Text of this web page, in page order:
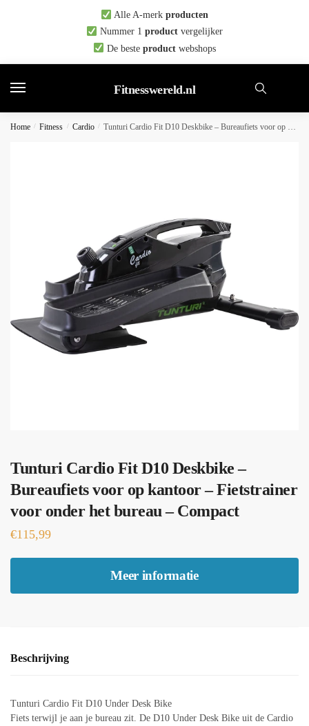
Alle A-merk producten
Nummer 1 productvergelijker
De beste productwebshops
Fitnesswereld.nl
Home / Fitness / Cardio / Tunturi Cardio Fit D10 Deskbike – Bureaufiets voor op kantoor – Fietstrainer voor onder het bureau – Compact
Tunturi Cardio Fit D10 Deskbike –
Bureaufiets voor op kantoor – Fietstrainer
voor onder het bureau – Compact
€115,99
Meer informatie
Beschrijving
Tunturi Cardio Fit D10 Under Desk Bike
Fiets terwijl je aan je bureau zit. De D10 Under Desk Bike uit de Cardio